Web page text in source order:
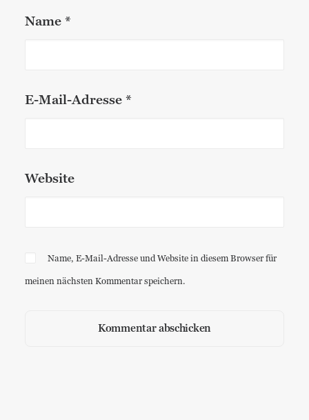
Name *
E-Mail-Adresse *
Website
Name, E-Mail-Adresse und Website in diesem Browser für
meinen nächsten Kommentar speichern.